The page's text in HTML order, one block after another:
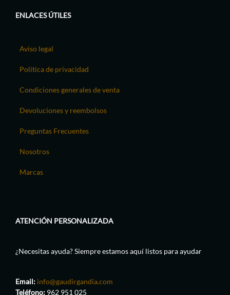
ENLACES ÚTILES
Aviso legal
Política de privacidad
Condiciones generales de venta
Devoluciones y reembolsos
Preguntas Frecuentes
Nosotros
Marcas
ATENCIÓN PERSONALIZADA
¿Necesitas ayuda? Siempre estamos aquí listos para ayudar
Email: info@gaudirgandia.com
Teléfono: 962 951 025